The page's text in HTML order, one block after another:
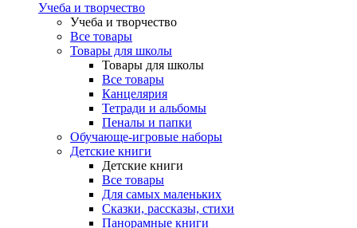
Учеба и творчество
Учеба и творчество
Все товары
Товары для школы
Товары для школы
Все товары
Канцелярия
Тетради и альбомы
Пеналы и папки
Обучающе-игровые наборы
Детские книги
Детские книги
Все товары
Для самых маленьких
Сказки, рассказы, стихи
Панорамные книги